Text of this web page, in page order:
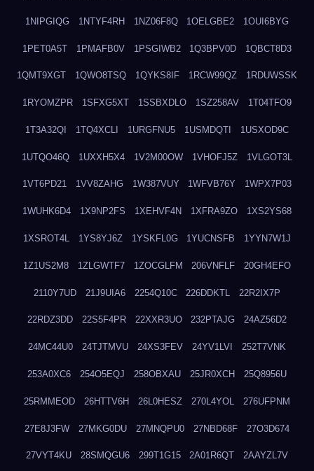
1NIPGIQG 1NTYF4RH 1NZ06F8Q 1OELGBE2 1OUI6BYG
1PET0A5T 1PMAFB0V 1PSGIWB2 1Q3BPV0D 1QBCT8D3
1QMT9XGT 1QWO8TSQ 1QYKS8IF 1RCW99QZ 1RDUWSSK
1RYOMZPR 1SFXG5XT 1SSBXDLO 1SZ258AV 1T04TFO9
1T3A32QI 1TQ4XCLI 1URGFNU5 1USMDQTI 1USXOD9C
1UTQO46Q 1UXXH5X4 1V2M00OW 1VHOFJ5Z 1VLGOT3L
1VT6PD21 1VV8ZAHG 1W387VUY 1WFVB76Y 1WPX7P03
1WUHK6D4 1X9NP2FS 1XEHVF4N 1XFRA9ZO 1XS2YS68
1XSROT4L 1YS8YJ6Z 1YSKFL0G 1YUCNSFB 1YYN7W1J
1Z1US2M8 1ZLGWTF7 1ZOCGLFM 206VNFLF 20GH4EFO
2110Y7UD 21J9UIA6 2254Q10C 226DDKTL 22R2IX7P
22RDZ3DD 22S5F4PR 22XXR3UO 232PTAJG 24AZ56D2
24MC44U0 24TJTMVU 24XS3FEV 24YV1LVI 252T7VNK
253A0XC6 254O5EQJ 258OBXAU 25JR0XCH 25Q8956U
25RMMEOD 26HTTV6H 26L0HESZ 270L4YOL 276UFPNM
27E8J3FW 27MKG0DU 27MNQPU0 27NBD68F 27O3D674
27VYT4KU 28SMQGU6 299T1G15 2A01R6QT 2AAYZL7V